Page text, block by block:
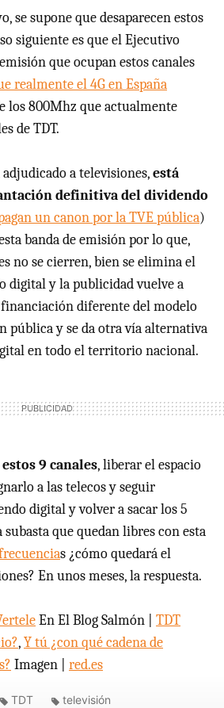
se supone que desaparecen estos
siguiente es que el Ejecutivo
que ocupan estos canales
realmente el 4G en España
los 800Mhz que actualmente
de TDT.
a televisiones,está
definitiva del dividendo
un canon por la TVE pública)
banda de emisión por lo que,
no se cierren, bien se elimina el
digital y la publicidad vuelve a
financiación diferente del modelo
pública y se da otra vía alternativa
en todo el territorio nacional.
9 canales, liberar el espacio
a las telecos y seguir
digital y volver a sacar los 5
subasta que quedan libres con esta
s ¿cómo quedará el
En unos meses, la respuesta.
En El Blog Salmón | TDT
,Y tú ¿con qué cadena de
Imagen | red.es
TDT televisión